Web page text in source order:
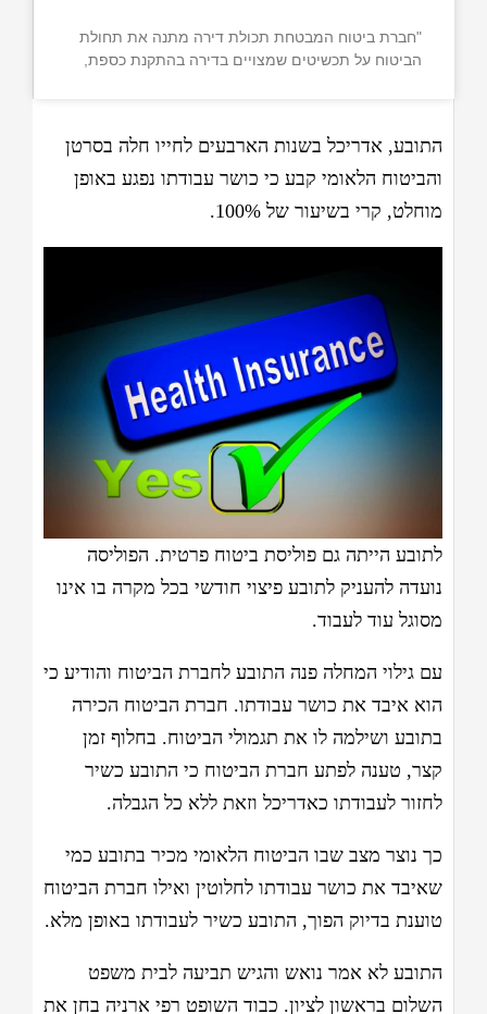
התובע, אדריכל בשנות הארבעים לחייו חלה בסרטן
והביטוח הלאומי קבע כי כושר עבודתו נפגע באופן
מוחלט, קרי בשיעור של 100%.
לתובע הייתה גם פוליסת ביטוח פרטית. הפוליסה
נועדה להעניק לתובע פיצוי חודשי בכל מקרה בו אינו
מסוגל עוד לעבוד.
עם גילוי המחלה פנה התובע לחברת הביטוח והודיע כי
הוא איבד את כושר עבודתו. חברת הביטוח הכירה
בתובע ושילמה לו את תגמולי הביטוח. בחלוף זמן
קצר, טענה לפתע חברת הביטוח כי התובע כשיר
לחזור לעבודתו כאדריכל וזאת ללא כל הגבלה.
כך נוצר מצב שבו הביטוח הלאומי מכיר בתובע כמי
שאיבד את כושר עבודתו לחלוטין ואילו חברת הביטוח
טוענת בדיוק הפוך, התובע כשיר לעבודתו באופן מלא.
התובע לא אמר נואש והגיש תביעה לבית משפט
השלום בראשון לציון. כבוד השופט רפי ארניה בחן את
"חברת ביטוח המבטחת תכולת דירה מתנה את תחולת
הביטוח על תכשיטים שמצויים בדירה בהתקנת כספת,